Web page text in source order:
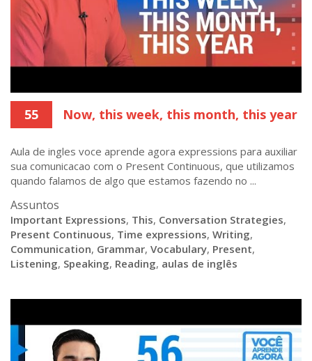
55 Now, this week, this month, this year
Aula de ingles voce aprende agora expressions para auxiliar
sua comunicacao com o Present Continuous, que utilizamos
quando falamos de algo que estamos fazendo no ...
Assuntos
Important Expressions, This, Conversation Strategies,
Present Continuous, Time expressions, Writing,
Communication, Grammar, Vocabulary, Present,
Listening, Speaking, Reading, aulas de inglês